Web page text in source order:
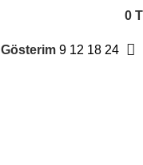
0
Gösterim 9 12 18 24